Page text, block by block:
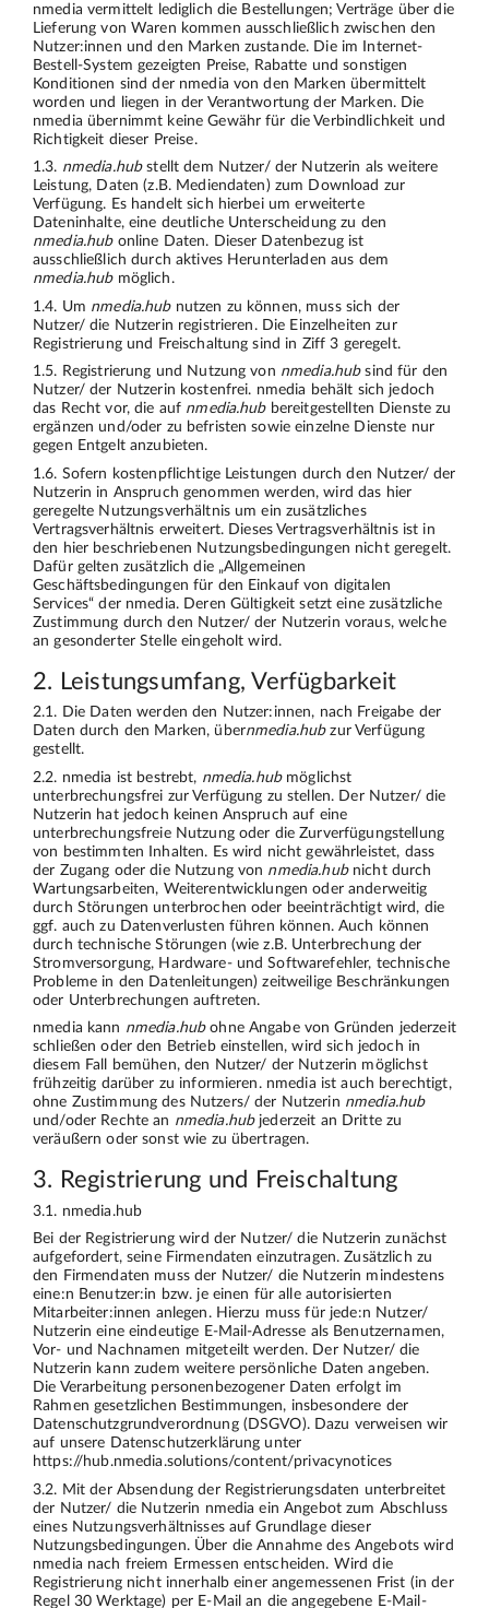
nmedia vermittelt lediglich die Bestellungen; Verträge über die
Lieferung von Waren kommen ausschließlich zwischen den
Nutzer:innen und den Marken zustande. Die im Internet-
Bestell-System gezeigten Preise, Rabatte und sonstigen
Konditionen sind der nmedia von den Marken übermittelt
worden und liegen in der Verantwortung der Marken. Die
nmedia übernimmt keine Gewähr für die Verbindlichkeit und
Richtigkeit dieser Preise.
1.3. nmedia.hubstellt dem Nutzer/ der Nutzerin als weitere
Leistung, Daten (z.B. Mediendaten) zum Download zur
Verfügung. Es handelt sich hierbei um erweiterte
Dateninhalte, eine deutliche Unterscheidung zu den
nmedia.hubonline Daten. Dieser Datenbezug ist
ausschließlich durch aktives Herunterladen aus dem
nmedia.hubmöglich.
1.4. Um nmedia.hubnutzen zu können, muss sich der
Nutzer/ die Nutzerin registrieren. Die Einzelheiten zur
Registrierung und Freischaltung sind in Ziff 3 geregelt.
1.5. Registrierung und Nutzung von nmedia.hubsind für den
Nutzer/ der Nutzerin kostenfrei. nmedia behält sich jedoch
das Recht vor, die auf nmedia.hubbereitgestellten Dienste zu
ergänzen und/oder zu befristen sowie einzelne Dienste nur
gegen Entgelt anzubieten.
1.6. Sofern kostenpflichtige Leistungen durch den Nutzer/ der
Nutzerin in Anspruch genommen werden, wird das hier
geregelte Nutzungsverhältnis um ein zusätzliches
Vertragsverhältnis erweitert. Dieses Vertragsverhältnis ist in
den hier beschriebenen Nutzungsbedingungen nicht geregelt.
Dafür gelten zusätzlich die „Allgemeinen
Geschäftsbedingungen für den Einkauf von digitalen
Services“ der nmedia. Deren Gültigkeit setzt eine zusätzliche
Zustimmung durch den Nutzer/ der Nutzerin voraus, welche
an gesonderter Stelle eingeholt wird.
2. Leistungsumfang, Verfügbarkeit
2.1. Die Daten werden den Nutzer:innen, nach Freigabe der
Daten durch den Marken, übernmedia.hubzur Verfügung
gestellt.
2.2. nmedia ist bestrebt, nmedia.hubmöglichst
unterbrechungsfrei zur Verfügung zu stellen. Der Nutzer/ die
Nutzerin hat jedoch keinen Anspruch auf eine
unterbrechungsfreie Nutzung oder die Zurverfügungstellung
von bestimmten Inhalten. Es wird nicht gewährleistet, dass
der Zugang oder die Nutzung von nmedia.hubnicht durch
Wartungsarbeiten, Weiterentwicklungen oder anderweitig
durch Störungen unterbrochen oder beeinträchtigt wird, die
ggf. auch zu Datenverlusten führen können. Auch können
durch technische Störungen (wie z.B. Unterbrechung der
Stromversorgung, Hardware- und Softwarefehler, technische
Probleme in den Datenleitungen) zeitweilige Beschränkungen
oder Unterbrechungen auftreten.
nmedia kann nmedia.hubohne Angabe von Gründen jederzeit
schließen oder den Betrieb einstellen, wird sich jedoch in
diesem Fall bemühen, den Nutzer/ der Nutzerin möglichst
frühzeitig darüber zu informieren. nmedia ist auch berechtigt,
ohne Zustimmung des Nutzers/ der Nutzerin nmedia.hub
und/oder Rechte an nmedia.hubjederzeit an Dritte zu
veräußern oder sonst wie zu übertragen.
3. Registrierung und Freischaltung
3.1. nmedia.hub
Bei der Registrierung wird der Nutzer/ die Nutzerin zunächst
aufgefordert, seine Firmendaten einzutragen. Zusätzlich zu
den Firmendaten muss der Nutzer/ die Nutzerin mindestens
eine:n Benutzer:in bzw. je einen für alle autorisierten
Mitarbeiter:innen anlegen. Hierzu muss für jede:n Nutzer/
Nutzerin eine eindeutige E-Mail-Adresse als Benutzernamen,
Vor- und Nachnamen mitgeteilt werden. Der Nutzer/ die
Nutzerin kann zudem weitere persönliche Daten angeben.
Die Verarbeitung personenbezogener Daten erfolgt im
Rahmen gesetzlichen Bestimmungen, insbesondere der
Datenschutzgrundverordnung (DSGVO). Dazu verweisen wir
auf unsere Datenschutzerklärung unter
https://hub.nmedia.solutions/content/privacynotices
3.2. Mit der Absendung der Registrierungsdaten unterbreitet
der Nutzer/ die Nutzerin nmedia ein Angebot zum Abschluss
eines Nutzungsverhältnisses auf Grundlage dieser
Nutzungsbedingungen. Über die Annahme des Angebots wird
nmedia nach freiem Ermessen entscheiden. Wird die
Registrierung nicht innerhalb einer angemessenen Frist (in der
Regel 30 Werktage) per E-Mail an die angegebene E-Mail-